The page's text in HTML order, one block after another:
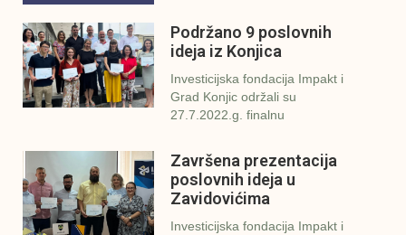
Podržano 9 poslovnih
ideja iz Konjica
Investicijska fondacija Impakt i
Grad Konjic održali su
27.7.2022.g. finalnu
Završena prezentacija
poslovnih ideja u
Zavidovićima
Investicijska fondacija Impakt i